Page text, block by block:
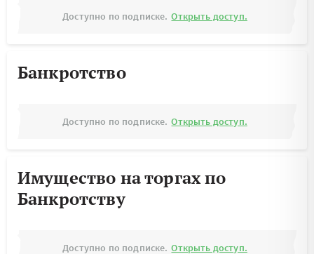
Доступно по подписке. Открыть доступ.
Банкротство
Доступно по подписке. Открыть доступ.
Имущество на торгах по
Банкротству
Доступно по подписке. Открыть доступ.